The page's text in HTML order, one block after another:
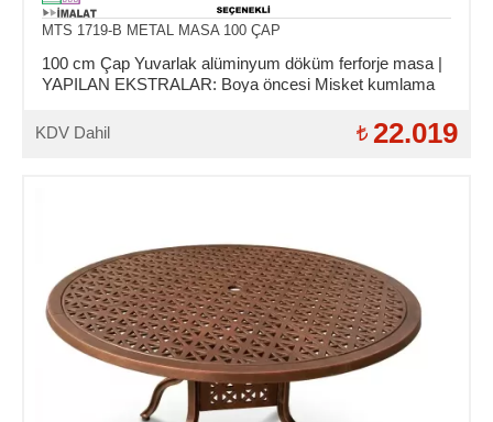
MTS 1719-B METAL MASA 100 ÇAP
100 cm Çap Yuvarlak alüminyum döküm ferforje masa |
YAPILAN EKSTRALAR: Boya öncesi Misket kumlama
KDV Dahil
22.019